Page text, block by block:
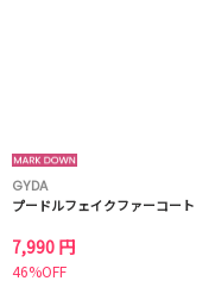
GYDA
プードルフェイクファーコート
7,990 円
46%OFF